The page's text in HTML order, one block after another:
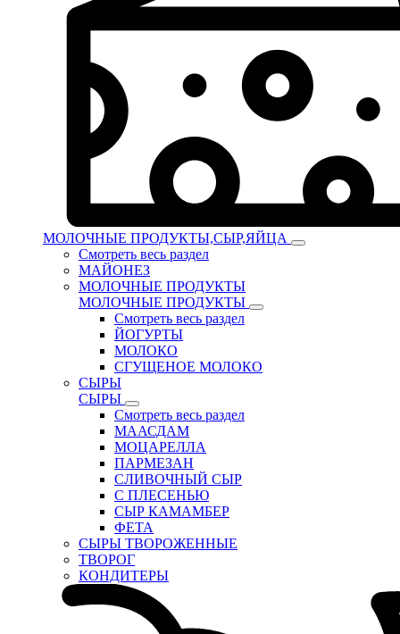
МОЛОЧНЫЕ ПРОДУКТЫ,СЫР,ЯЙЦА
Смотреть весь раздел
МАЙОНЕЗ
МОЛОЧНЫЕ ПРОДУКТЫ
МОЛОЧНЫЕ ПРОДУКТЫ
Смотреть весь раздел
ЙОГУРТЫ
МОЛОКО
СГУЩЕНОЕ МОЛОКО
СЫРЫ
СЫРЫ
Смотреть весь раздел
МААСДАМ
МОЦАРЕЛЛА
ПАРМЕЗАН
СЛИВОЧНЫЙ СЫР
С ПЛЕСЕНЬЮ
СЫР КАМАМБЕР
ФЕТА
СЫРЫ ТВОРОЖЕННЫЕ
ТВОРОГ
КОНДИТЕРЫ